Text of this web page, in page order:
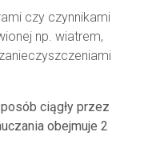
czy czynnikami
np. wiatrem,
ciągły przez
obejmuje 2